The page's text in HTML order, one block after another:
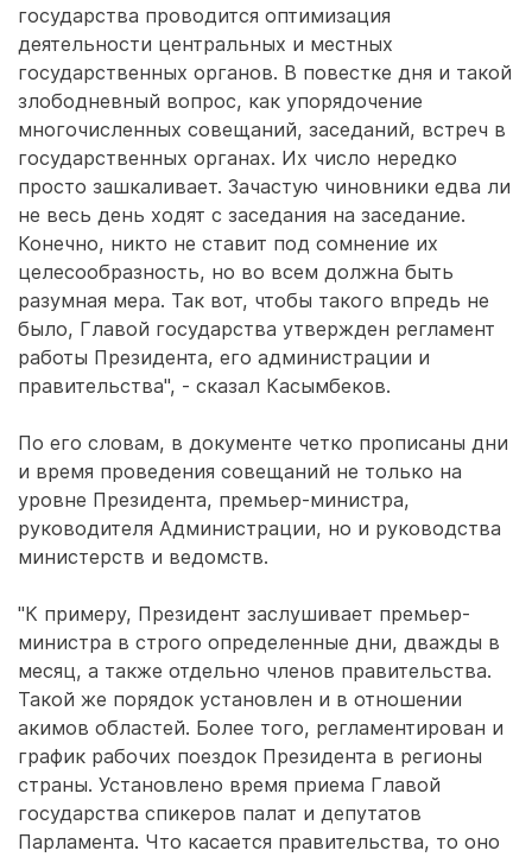
государства проводится оптимизация
деятельности центральных и местных
государственных органов. В повестке дня и такой
злободневный вопрос, как упорядочение
многочисленных совещаний, заседаний, встреч в
государственных органах. Их число нередко
просто зашкаливает. Зачастую чиновники едва ли
не весь день ходят с заседания на заседание.
Конечно, никто не ставит под сомнение их
целесообразность, но во всем должна быть
разумная мера. Так вот, чтобы такого впредь не
было, Главой государства утвержден регламент
работы Президента, его администрации и
правительства", - сказал Касымбеков.
По его словам, в документе четко прописаны дни
и время проведения совещаний не только на
уровне Президента, премьер-министра,
руководителя Администрации, но и руководства
министерств и ведомств.
"К примеру, Президент заслушивает премьер-
министра в строго определенные дни, дважды в
месяц, а также отдельно членов правительства.
Такой же порядок установлен и в отношении
акимов областей. Более того, регламентирован и
график рабочих поездок Президента в регионы
страны. Установлено время приема Главой
государства спикеров палат и депутатов
Парламента. Что касается правительства, то оно